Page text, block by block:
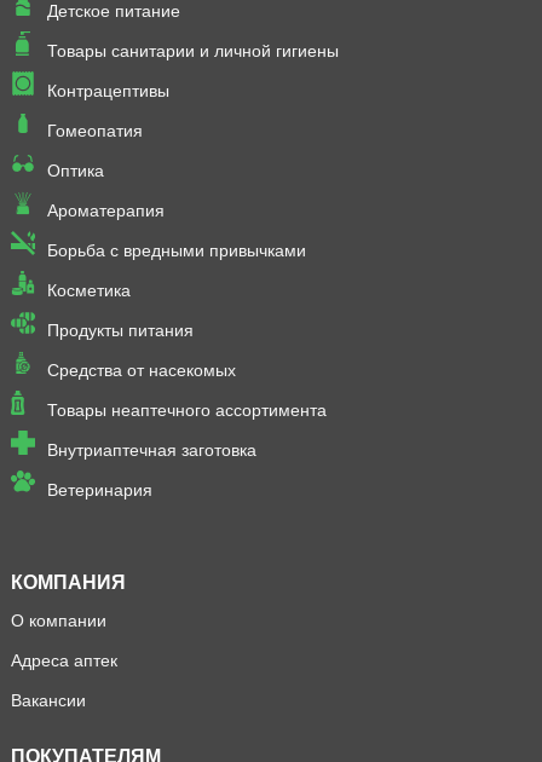
Детское питание
Товары санитарии и личной гигиены
Контрацептивы
Гомеопатия
Оптика
Ароматерапия
Борьба с вредными привычками
Косметика
Продукты питания
Средства от насекомых
Товары неаптечного ассортимента
Внутриаптечная заготовка
Ветеринария
КОМПАНИЯ
О компании
Адреса аптек
Вакансии
ПОКУПАТЕЛЯМ